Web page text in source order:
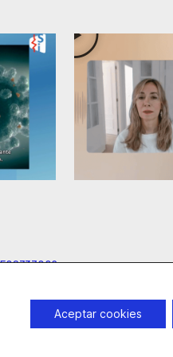
Generales de
Aceptar cookies